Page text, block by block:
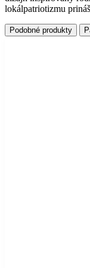
lokálpatriotizmu
Podobné produkty